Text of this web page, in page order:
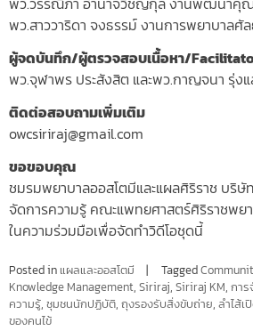
พว.สาววาริดา จงธรรม์ งานการพยาบาลศั
ผู้จดบันทึก/ผู้ตรวจสอบเนื้อหา/
พว.จุฬาพร ประสังสิต และพว.กาญจนา รุ่ง
ติดต่อสอบถามเพิ่มเติม
owcsiriraj@gmail.com
ขอขอบคุณ
ชมรมพยาบาลออสโตมีและแผลศิริราช บริษั
จัดการความรู้ คณะแพทยศาสตร์ศิริราชพย
ในความร่วมมือเพื่อจัดทำวิดีโอชุดนี้
Posted in แผลและออสโตมี Tagged
Knowledge Management, Siriraj, Siriraj KM, การ
ความรู้, ชุมชนนักปฏิบัติ, ถุงรองรับสิ่งขับถ่าย, ลำไส้เ
ของคนไข้